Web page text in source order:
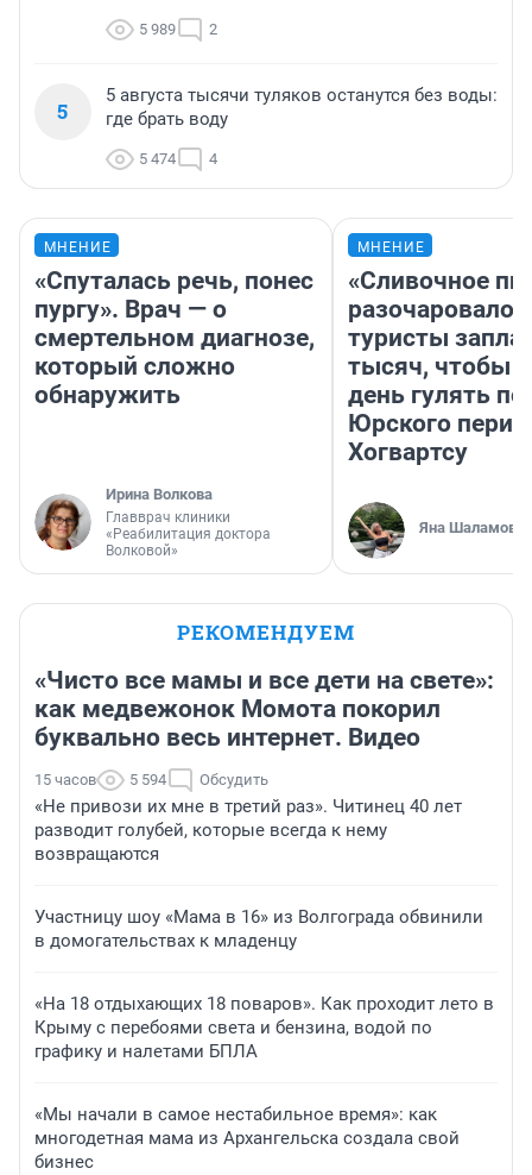
5 989 2
5
5 августа тысячи туляков останутся без воды:
где брать воду
5 474 4
МНЕНИЕ
«Спуталась речь, понес
пургу». Врач — о
смертельном диагнозе,
который сложно
обнаружить
Ирина Волкова
Главврач клиники
«Реабилитация доктора
Волковой»
МНЕНИЕ
«Сливочное
разочаровало»:
туристы
тысяч, чтобы
день гулять по
Юрского
Хогвартсу
Яна Шаламова
РЕКОМЕНДУЕМ
«Чисто все мамы и все дети на свете»:
как медвежонок Момота покорил
буквально весь интернет. Видео
15 часов 5 594 Обсудить
«Не привози их мне в третий раз». Читинец 40 лет
разводит голубей, которые всегда к нему
возвращаются
Участницу шоу «Мама в 16» из Волгограда обвинили
в домогательствах к младенцу
«На 18 отдыхающих 18 поваров». Как проходит лето в
Крыму с перебоями света и бензина, водой по
графику и налетами БПЛА
«Мы начали в самое нестабильное время»: как
многодетная мама из Архангельска создала свой
бизнес